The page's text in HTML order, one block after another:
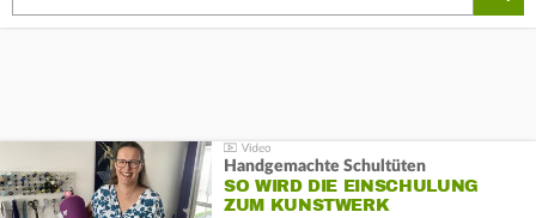
Handgemachte Schultüten
SO WIRD DIE EINSCHULUNG
ZUM KUNSTWERK